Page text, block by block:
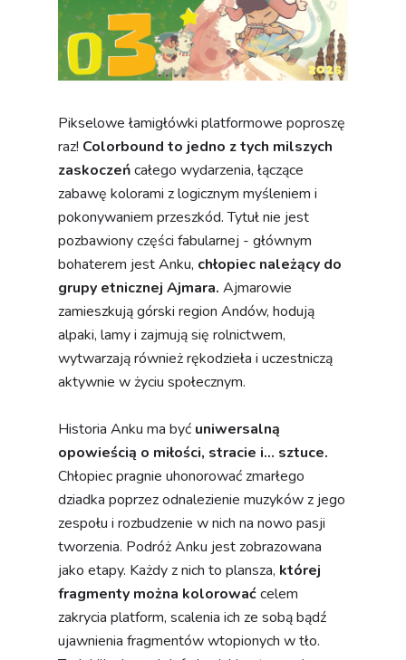
Pikselowe łamigłówki platformowe poproszę
raz! Colorbound to jedno z tych milszych
zaskoczeńcałego wydarzenia, łączące
zabawę kolorami z logicznym myśleniem i
pokonywaniem przeszkód. Tytuł nie jest
pozbawiony części fabularnej - głównym
bohaterem jest Anku, chłopiec należący do
grupy etnicznej Ajmara. Ajmarowie
zamieszkują górski region Andów, hodują
alpaki, lamy i zajmują się rolnictwem,
wytwarzają również rękodzieła i uczestniczą
aktywnie w życiu społecznym.
Historia Anku ma być uniwersalną
opowieścią o miłości, stracie i... sztuce.
Chłopiec pragnie uhonorować zmarłego
dziadka poprzez odnalezienie muzyków z jego
zespołu i rozbudzenie w nich na nowo pasji
tworzenia. Podróż Anku jest zobrazowana
jako etapy. Każdy z nich to plansza, której
fragmenty można kolorowaćcelem
zakrycia platform, scalenia ich ze sobą bądź
ujawnienia fragmentów wtopionych w tło.